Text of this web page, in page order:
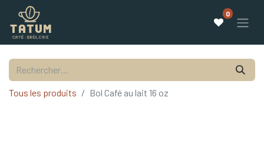
0
Tous les produits Bol Café au lait 16 oz